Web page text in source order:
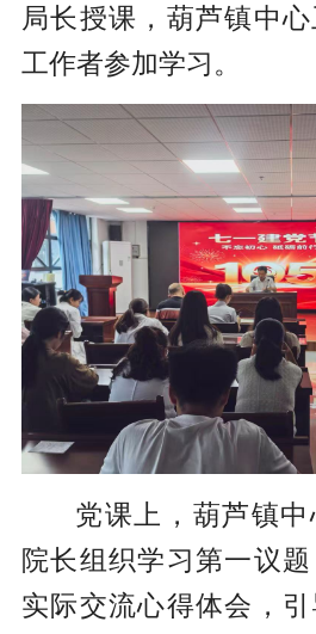
局长授课，葫芦镇中
工作者参加学习。
党课上，葫芦镇中
院长组织学习第一议
实际交流心得体会，